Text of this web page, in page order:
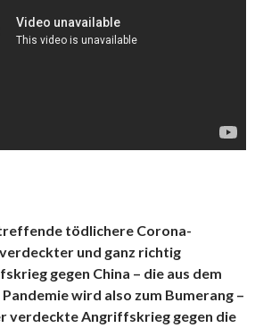
tödlichere Corona-
und ganz richtig
gegen China – die aus dem
wird also zum Bumerang –
verdeckte Angriffskrieg gegen die